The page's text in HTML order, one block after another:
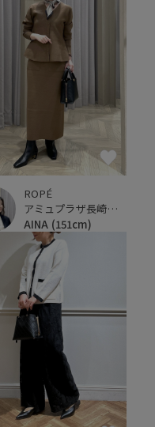
ROPÉ
アミュプラザ長崎新館
AINA (151cm)